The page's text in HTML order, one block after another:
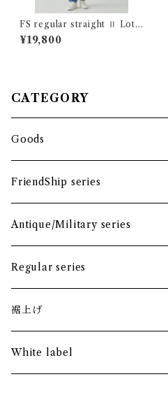
FS regular straight Ⅱ Lot:2
2002
¥19,800
CATEGORY
Goods
FriendShip series
tops
bottoms
skirt
Antique/Military series
tops
bottoms
skirt
Regular series
tops
bottoms
裾上げ
White label